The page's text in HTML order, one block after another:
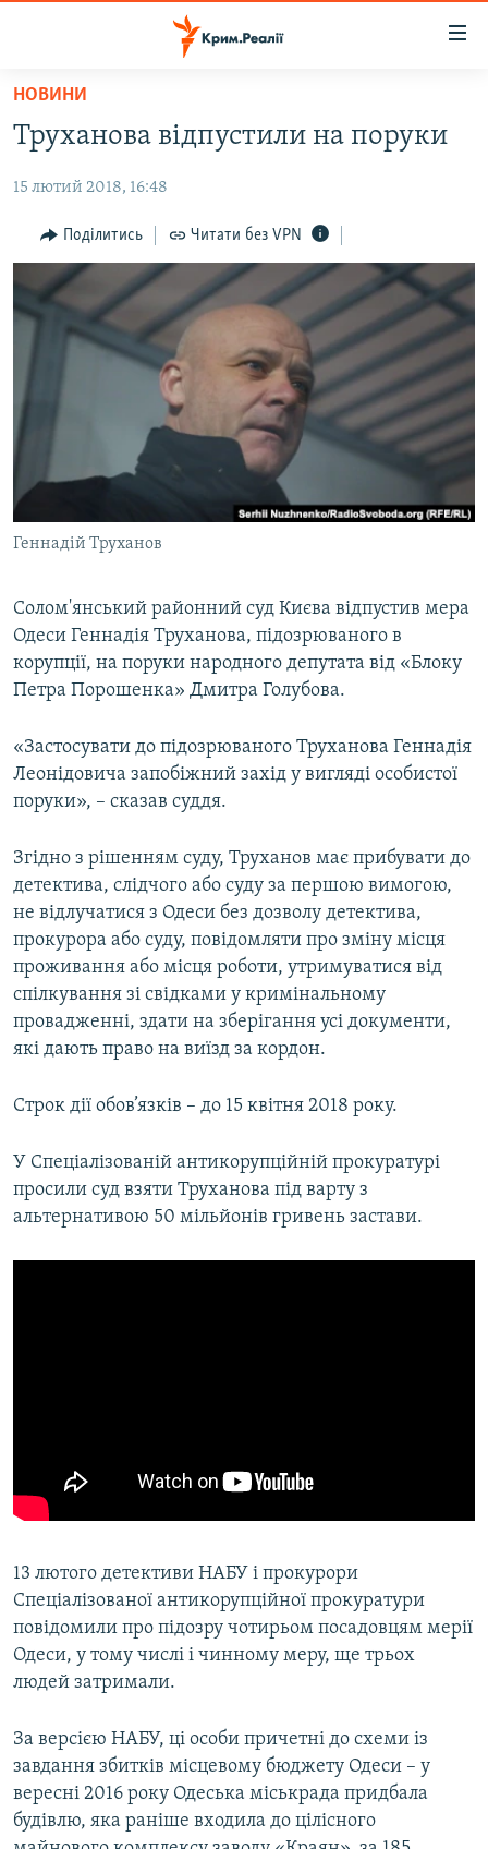
Перейти
основного
Перейти
навігації
Перейти
ВОДА.КРИМ
ВІДЕО ТА ФОТО
ПОЛІТИКА
БЛОГИ
ПОГЛЯД
ІНТЕРВ'Ю
СВІДЧЕННЯ ОКУПАЦІЇ
ІНФОГРАФІКА
ЯК ОБІЙТИ БЛОКУВАННЯ
Русский
ДОЛУЧАЙСЯ!
НОВИНИ
Труханова відпустили на поруки
15 лютий 2018, 16:48
Поділитись Читати без VPN
Геннадій Труханов
Солом'янський районний суд Києва відпустив мера
Одеси Геннадія Труханова, підозрюваного в
корупції, на поруки народного депутата від «Блоку
Петра Порошенка» Дмитра Голубова.​
«Застосувати до підозрюваного Труханова Геннадія
Леонідовича запобіжний захід у вигляді особистої
поруки», – сказав суддя.
Згідно з рішенням суду, Труханов має прибувати до
детектива, слідчого або суду за першою вимогою,
не відлучатися з Одеси без дозволу детектива,
прокурора або суду, повідомляти про зміну місця
проживання або місця роботи, утримуватися від
спілкування зі свідками у кримінальному
провадженні, здати на зберігання усі документи,
які дають право на виїзд за кордон.
Строк дії обов’язків – до 15 квітня 2018 року.
У Спеціалізованій антикорупційній прокуратурі
просили суд взяти Труханова під варту з
альтернативою 50 мільйонів гривень застави.
13 лютого детективи НАБУ і прокурори
Спеціалізованої антикорупційної прокуратури
повідомили про підозру чотирьом посадовцям мерії
Одеси, у тому числі і чинному меру, ще трьох
людей затримали.
За версією НАБУ, ці особи причетні до схеми із
завдання збитків місцевому бюджету Одеси – у
вересні 2016 року Одеська міськрада придбала
будівлю, яка раніше входила до цілісного